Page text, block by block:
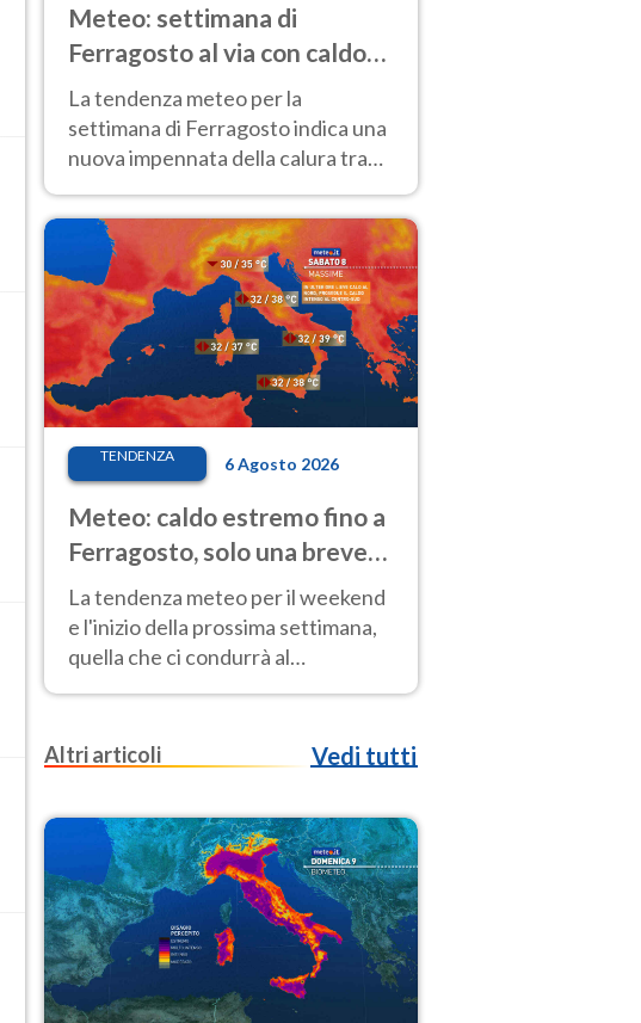
Meteo: settimana di
Ferragosto al via con caldo
intenso e qualche temporale
La tendenza meteo per la
settimana di Ferragosto indica una
nuova impennata della calura tra
anche al Nord.
TENDENZA 6 Agosto 2026
Meteo: caldo estremo fino a
Ferragosto, solo una breve
pausa. Ecco dove
La tendenza meteo per il weekend
e l'inizio della prossima settimana,
quella che ci condurrà al
Ferragosto, vede ancora
Altri articoli
Vedi tutti